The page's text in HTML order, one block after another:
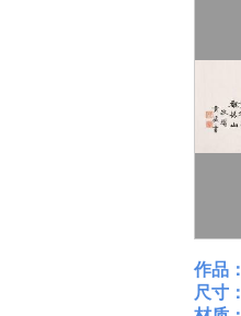
作品：
尺寸：